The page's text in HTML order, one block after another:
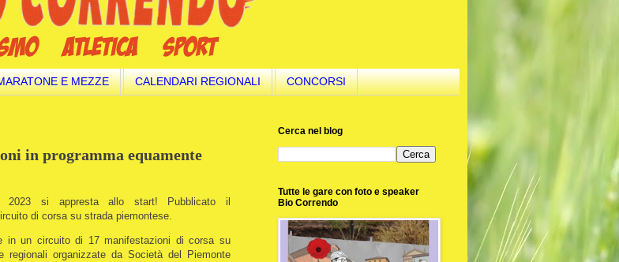
E MEZZE CALENDARI REGIONALI CONCORSI
in programma equamente
2023 si appresta allo start! Pubblicato il
di corsa su strada piemontese.
in un circuito di 17 manifestazioni di corsa su
regionali organizzate da Società del Piemonte
Cerca nel blog
Tutte le gare con foto e speaker
Bio Correndo